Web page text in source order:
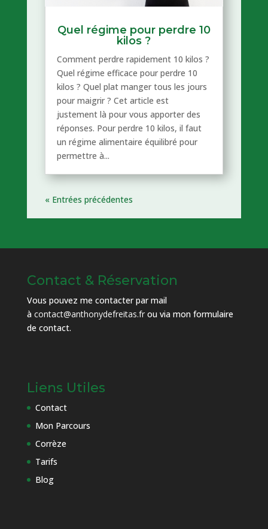
Quel régime pour perdre 10
kilos ?
Comment perdre rapidement 10 kilos ?
Quel régime efficace pour perdre 10
kilos ? Quel plat manger tous les jours
pour maigrir ? Cet article est
justement là pour vous apporter des
réponses. Pour perdre 10 kilos, il faut
un régime alimentaire équilibré pour
permettre à...
« Entrées précédentes
Contact & Réservation
Vous pouvez me contacter par mail
à contact@anthonydefreitas.frou via mon formulaire
de contact.
Liens Utiles
Contact
Mon Parcours
Corrèze
Tarifs
Blog